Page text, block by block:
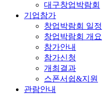
대구창업박람회
기업참가
창업박람회 일정
창업박람회 개요
참가안내
참가신청
개최결과
스폰서쉽&지원
관람안내